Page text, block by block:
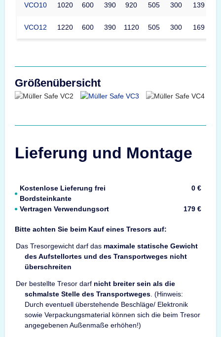
VCO10 1020 600 390 920 505 300 139
VCO12 1220 600 390 1120 505 300 169
Größenübersicht
Lieferung und Montage
Kostenlose Lieferung frei
Bordsteinkante
0 €
Vertragen Verwendungsort 179 €
Bitte achten Sie beim Kauf eines Tresors auf:
Das Tresorgewicht darf das maximale statische Gewicht
des Aufstellortes und des Transportweges nicht
überschreiten
Der bestellte Tresor darf nicht breiter sein als die
schmalste Stelle des Transportweges. (Hinweis:
Durch eventuell überstehende Beschläge/ Elektronik
sowie Verpackungsmaterial können sich die beim Tresor
angegebenen Außenmaße erhöhen!)